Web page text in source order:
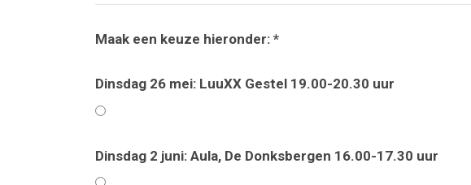
Maak een keuze hieronder: *
Dinsdag 26 mei: LuuXX Gestel 19.00-20.30 uur
Dinsdag 2 juni: Aula, De Donksbergen 16.00-17.30 uur